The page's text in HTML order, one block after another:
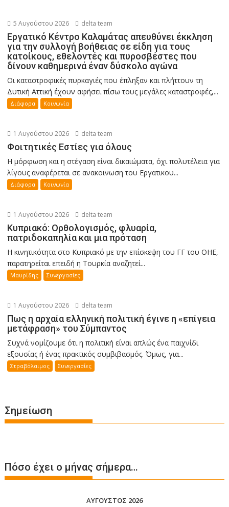
5 Αυγούστου 2026 delta team
Εργατικό Κέντρο Καλαμάτας απευθύνει έκκληση
για την συλλογή βοήθειας σε είδη για τους
κατοίκους, εθελοντές και πυροσβέστες που
δίνουν καθημερινά έναν δύσκολο αγώνα
Οι καταστροφικές πυρκαγιές που έπληξαν και πλήττουν τη
Δυτική Αττική έχουν αφήσει πίσω τους μεγάλες καταστροφές,...
Διάφορα Κοινωνία
1 Αυγούστου 2026 delta team
Φοιτητικές Εστίες για όλους
Η μόρφωση και η στέγαση είναι δικαιώματα, όχι πολυτέλεια για
λίγους αναφέρεται σε ανακοινωση του Εργατικου...
Διάφορα Κοινωνία
1 Αυγούστου 2026 delta team
Κυπριακό: Ορθολογισμός, φλυαρία,
πατριδοκαπηλία και μια πρόταση
Η κινητικότητα στο Κυπριακό με την επίσκεψη του ΓΓ του ΟΗΕ,
παρατηρείται επειδή η Τουρκία αναζητεί...
Μαυρίδης Συνεργασίες
1 Αυγούστου 2026 delta team
Πως η αρχαία ελληνική πολιτική έγινε η «επίγεια
μετάφραση» του Σύμπαντος
Συχνά νομίζουμε ότι η πολιτική είναι απλώς ένα παιχνίδι
εξουσίας ή ένας πρακτικός συμβιβασμός. Όμως, για...
Στραβόλαιμος Συνεργασίες
Σημείωση
Πόσο έχει ο μήνας σήμερα…
ΑΎΓΟΥΣΤΟΣ 2026